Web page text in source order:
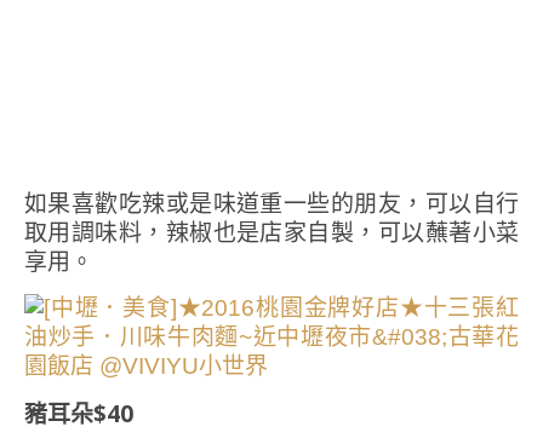
如果喜歡吃辣或是味道重一些的朋友，可以自行
取用調味料，辣椒也是店家自製，可以蘸著小菜
享用。
豬耳朵$40